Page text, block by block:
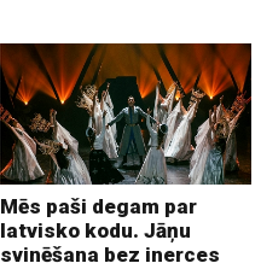
Mēs paši degam par
latvisko kodu. Jāņu
svinēšana bez inerces